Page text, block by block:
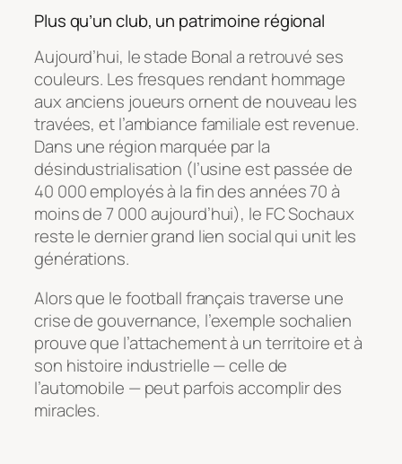
Plus qu’un club, un patrimoine régional
Aujourd’hui, le stade Bonal a retrouvé ses
couleurs. Les fresques rendant hommage
aux anciens joueurs ornent de nouveau les
travées, et l’ambiance familiale est revenue.
Dans une région marquée par la
désindustrialisation (l’usine est passée de
40 000 employés à la fin des années 70 à
moins de 7 000 aujourd’hui), le FC Sochaux
reste le dernier grand lien social qui unit les
générations.
Alors que le football français traverse une
crise de gouvernance, l’exemple sochalien
prouve que l’attachement à un territoire et à
son histoire industrielle — celle de
l’automobile — peut parfois accomplir des
miracles.